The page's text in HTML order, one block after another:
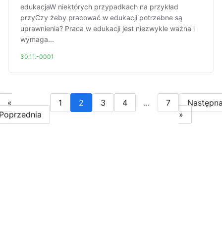
edukacjaW niektórych przypadkach na przykład
przyCzy żeby pracować w edukacji potrzebne są
uprawnienia? Praca w edukacji jest niezwykle ważna i
wymaga...
30.11.-0001
«
1 2 3 4 ... 7
»